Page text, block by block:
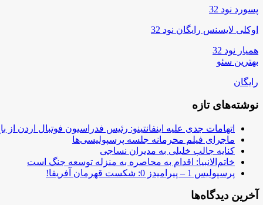
پسورد نود 32
اوکلی لایسنس رایگان نود 32
همیار نود 32
بهترین سئو
رایگان
نوشته‌های تازه
اتهامات جدی علیه اینفانتینو: رئیس فدراسیون فوتبال اردن از
ماجرای فیلم محرمانه جلسه پرسپولیسی‌ها
کنایه جالب خلیلی به مدیران نساجی
خاتم‌الانبیا: اقدام به محاصره به منزله توسعه جنگ است
پرسپولیس 1 – پیرامیدز 0: شکست قهرمان آفریقا!
آخرین دیدگاه‌ها